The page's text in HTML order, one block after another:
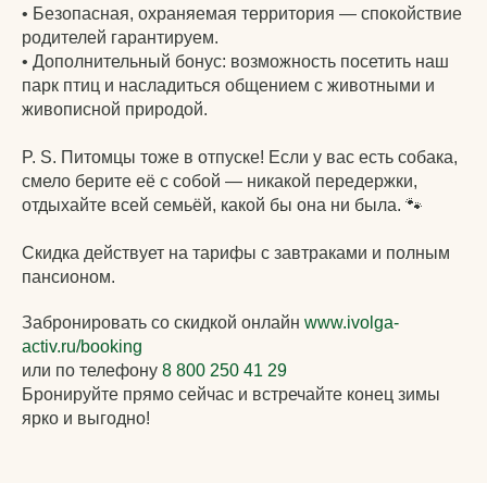
• Безопасная, охраняемая территория — спокойствие
родителей гарантируем.
• Дополнительный бонус: возможность посетить наш
парк птиц и насладиться общением с животными и
живописной природой.
P. S. Питомцы тоже в отпуске! Если у вас есть собака,
смело берите её с собой — никакой передержки,
отдыхайте всей семьёй, какой бы она ни была. 🐾
Скидка действует на тарифы с завтраками и полным
пансионом.
Забронировать со скидкой онлайн www.ivolga-
activ.ru/booking
или по телефону 8 800 250 41 29
Бронируйте прямо сейчас и встречайте конец зимы
ярко и выгодно!